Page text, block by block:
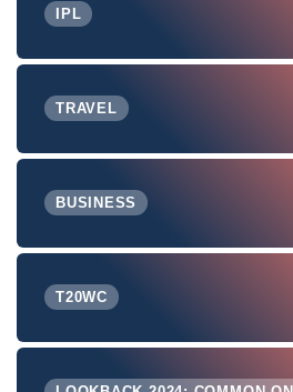
IPL
TRAVEL
BUSINESS
T20WC